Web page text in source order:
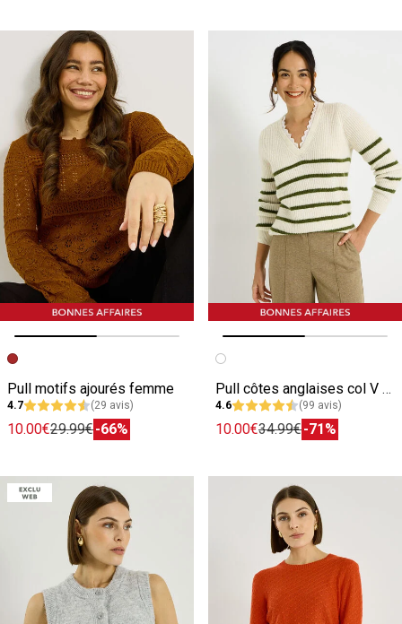
Image précédente
Image suivante
Pull motifs ajourés femme
4.7 (29 avis)
10.00€29.99€-66%
Image précédente
Image suivante
Pull côtes anglaises col V femme
4.6 (99 avis)
10.00€34.99€-71%